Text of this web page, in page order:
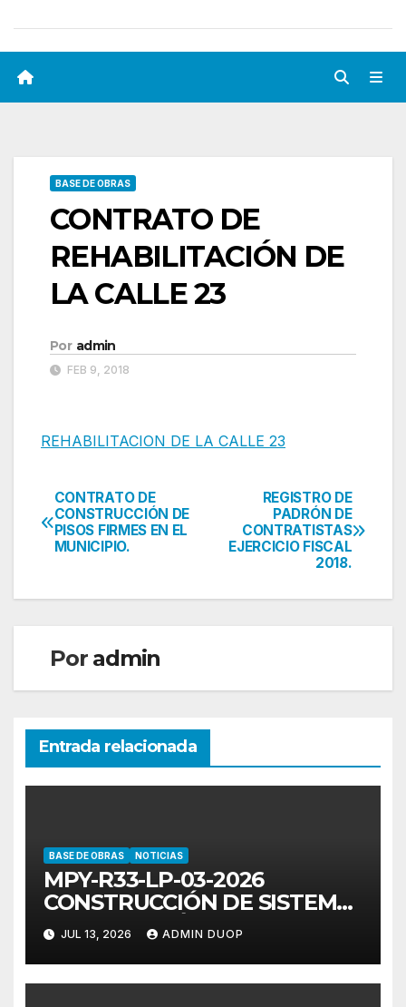
BASE DE OBRAS
CONTRATO DE
REHABILITACIÓN DE
LA CALLE 23
Por admin
FEB 9, 2018
REHABILITACION DE LA CALLE 23
Navegación
de
REGISTRO DE
PADRÓN DE
CONTRATISTAS
EJERCICIO FISCAL
2018.
CONTRATO DE
CONSTRUCCIÓN DE
PISOS FIRMES EN EL
MUNICIPIO.
Por admin
Entrada relacionada
BASE DE OBRAS NOTICIAS
MPY-R33-LP-03-2026
CONSTRUCCIÓN DE SISTEMA
DE CAPTACIÓN DE AGUA
PLUVIAL EN LA LOCALIDAD
DE CHICXULUB PUERTO DEL
MUNICIPIO DE PROGRESO,
JUL 13, 2026 ADMIN DUOP